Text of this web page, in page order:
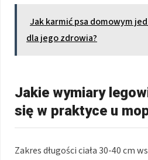
Jak karmić psa domowym
dla jego zdrowia?
Jakie wymiary
się w praktyce u
Zakres długości ciała 30-40 cm